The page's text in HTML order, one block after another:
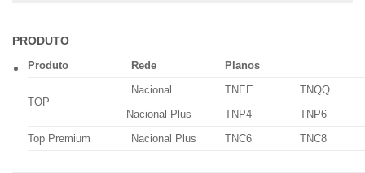
PRODUTO
Produto Rede Planos
TOP
Nacional TNEE
TNQQ
Nacional Plus
TNP4
TNP6
Top Premium
Nacional Plus TNC6 TNC8